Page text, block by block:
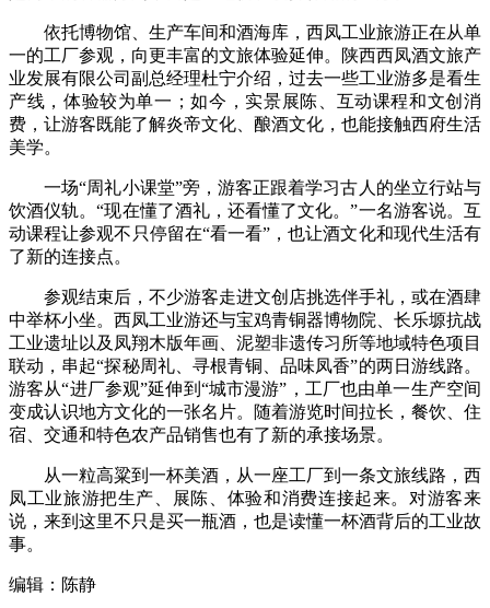
依托博物馆、生产车间和酒海库，西凤工业旅游正在从单
一的工厂参观，向更丰富的文旅体验延伸。陕西西凤酒文旅产
业发展有限公司副总经理杜宁介绍，过去一些工业游多是看生
产线，体验较为单一；如今，实景展陈、互动课程和文创消
费，让游客既能了解炎帝文化、酿酒文化，也能接触西府生活
美学。
一场“周礼小课堂”旁，游客正跟着学习古人的坐立行站与
饮酒仪轨。“现在懂了酒礼，还看懂了文化。”一名游客说。互
动课程让参观不只停留在“看一看”，也让酒文化和现代生活有
了新的连接点。
参观结束后，不少游客走进文创店挑选伴手礼，或在酒肆
中举杯小坐。西凤工业游还与宝鸡青铜器博物院、长乐塬抗战
工业遗址以及凤翔木版年画、泥塑非遗传习所等地域特色项目
联动，串起“探秘周礼、寻根青铜、品味凤香”的两日游线路。
游客从“进厂参观”延伸到“城市漫游”，工厂也由单一生产空间
变成认识地方文化的一张名片。随着游览时间拉长，餐饮、住
宿、交通和特色农产品销售也有了新的承接场景。
从一粒高粱到一杯美酒，从一座工厂到一条文旅线路，西
凤工业旅游把生产、展陈、体验和消费连接起来。对游客来
说，来到这里不只是买一瓶酒，也是读懂一杯酒背后的工业故
事。
编辑：陈静